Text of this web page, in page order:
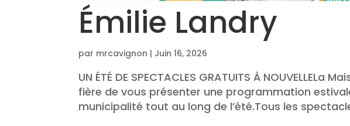
Émilie Landry
par mrcavignon | Juin 16, 2026
UN ÉTÉ DE SPECTACLES GRATUITS À
fière de vous présenter une programmation
municipalité tout au long de l’été.Tous les